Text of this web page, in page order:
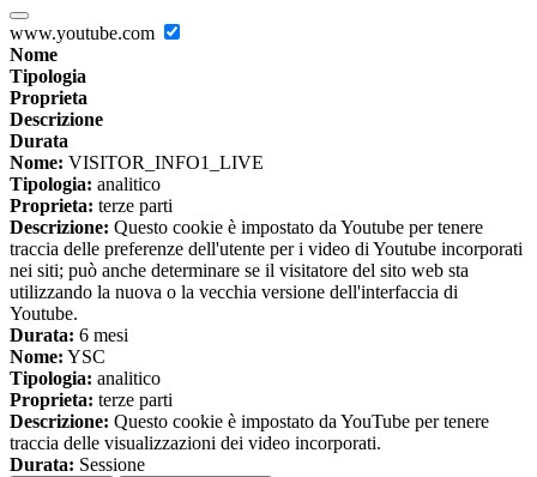
www.youtube.com
Nome
Tipologia
Proprieta
Descrizione
Durata
Nome: VISITOR_INFO1_LIVE
Tipologia: analitico
Proprieta: terze parti
Descrizione: Questo cookie è impostato da Youtube per tenere
traccia delle preferenze dell'utente per i video di Youtube incorporati
nei siti; può anche determinare se il visitatore del sito web sta
utilizzando la nuova o la vecchia versione dell'interfaccia di
Youtube.
Durata: 6 mesi
Nome: YSC
Tipologia: analitico
Proprieta: terze parti
Descrizione: Questo cookie è impostato da YouTube per tenere
traccia delle visualizzazioni dei video incorporati.
Durata: Sessione